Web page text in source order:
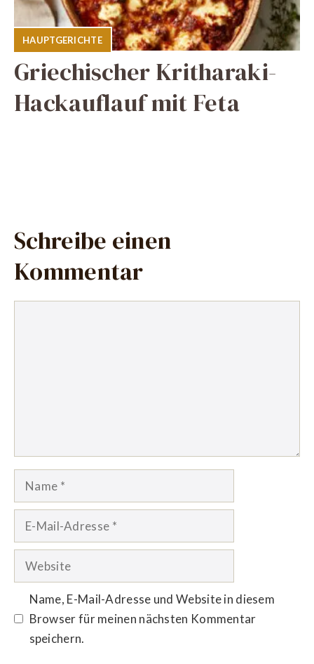
HAUPTGERICHTE
Griechischer Kritharaki-
Hackauflauf mit Feta
Schreibe einen
Kommentar
Name
Website
Name, E-Mail-Adresse und Website in diesem
Browser für meinen nächsten Kommentar
speichern.